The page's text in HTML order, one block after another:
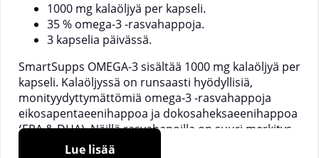
1000 mg kalaöljyä per kapseli.
35 % omega-3 -rasvahappoja.
3 kapselia päivässä.
SmartSupps OMEGA-3 sisältää 1000 mg kalaöljyä per
kapseli. Kalaöljyssä on runsaasti hyödyllisiä,
monityydyttymättömiä omega-3 -rasvahappoja
eikosapentaeenihappoa ja dokosaheksaeenihappoa
(EPA & DHA). Näillä rasvahapoilla on suuri merkitys
verisuonten terveydelle sekä normaalin
Lue lisää